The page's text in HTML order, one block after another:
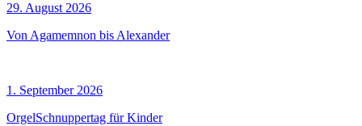
29. August 2026
Von Agamemnon bis Alexander
1. September 2026
OrgelSchnuppertag für Kinder